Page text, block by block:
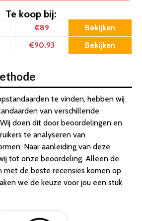
Te koop bij:
€89 Bekijken
€90.93 Bekijken
te vinden, hebben wij
van verschillende
doen dit door beoordelingen en
te analyseren van
Naar aanleiding van deze
tot onze beoordeling. Alleen de
met de beste recensies komen op
we de keuze voor jou een stuk